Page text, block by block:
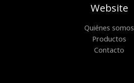
Website
Quiénes somos
Productos
Contacto